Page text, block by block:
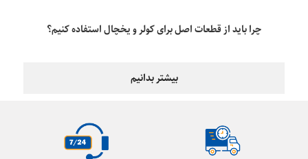
چرا باید از قطعات اصل برای کولر و یخچال استفاده کنیم؟
بیشتر بدانیم